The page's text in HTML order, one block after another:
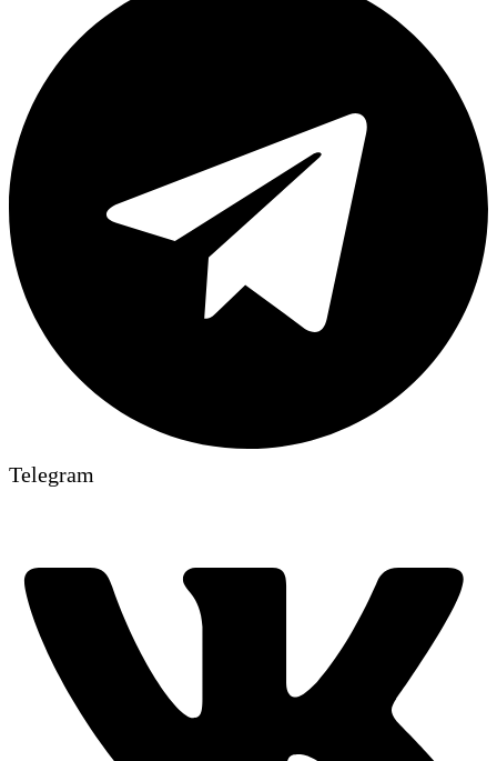
Telegram